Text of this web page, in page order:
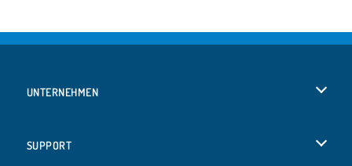
UNTERNEHMEN
SUPPORT